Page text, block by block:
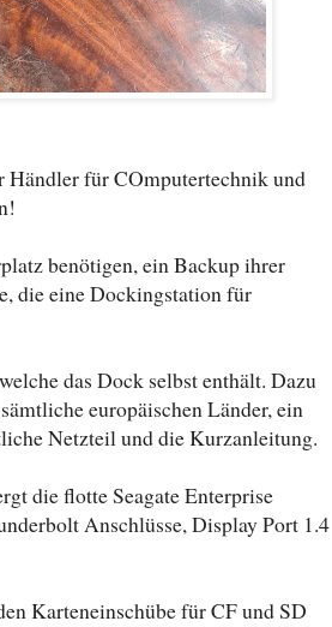
Händler für COmputertechnik und
benötigen, ein Backup ihrer
die eine Dockingstation für
das Dock selbst enthält. Dazu
europäischen Länder, ein
Netzteil und die Kurzanleitung.
die flotte Seagate Enterprise
Anschlüsse, Display Port 1.4
Karteneinschübe für CF und SD